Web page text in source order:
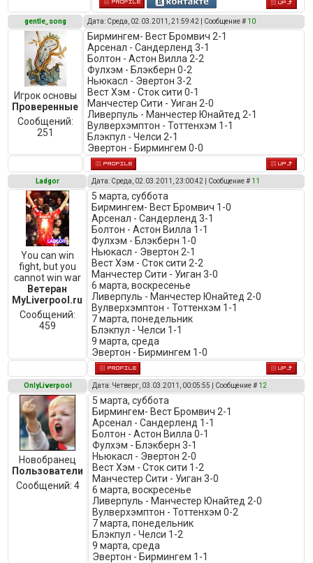
gentle_song Дата: Среда, 02.03.2011, 21:59:42 | Сообщение # 10
Игрок основы
Проверенные
Сообщений:
251
Бирмингем- Вест Бромвич 2-1
Арсенал - Сандерленд 3-1
Болтон - Астон Вилла 2-2
Фулхэм - Блэкберн 0-2
Ньюкасл - Эвертон 3-2
Вест Хэм - Сток сити 0-1
Манчестер Сити - Уиган 2-0
Ливерпуль - Манчестер Юнайтед 2-1
Вулверхэмптон - Тоттенхэм 1-1
Блэкпул - Челси 2-1
Эвертон - Бирмингем 0-0
Ladgor Дата: Среда, 02.03.2011, 23:00:42 | Сообщение # 11
You can win
fight, but you
cannot win war
Ветеран
MyLiverpool.ru
Сообщений:
459
5 марта, суббота
Бирмингем- Вест Бромвич 1-0
Арсенал - Сандерленд 3-1
Болтон - Астон Вилла 1-1
Фулхэм - Блэкберн 1-0
Ньюкасл - Эвертон 2-1
Вест Хэм - Сток сити 2-2
Манчестер Сити - Уиган 3-0
6 марта, воскресенье
Ливерпуль - Манчестер Юнайтед 2-0
Вулверхэмптон - Тоттенхэм 1-1
7 марта, понедельник
Блэкпул - Челси 1-1
9 марта, среда
Эвертон - Бирмингем 1-0
OnlyLiverpool Дата: Четверг, 03.03.2011, 00:05:55 | Сообщение # 12
Новобранец
Пользователи
Сообщений: 4
5 марта, суббота
Бирмингем- Вест Бромвич 2-1
Арсенал - Сандерленд 1-1
Болтон - Астон Вилла 0-1
Фулхэм - Блэкберн 3-1
Ньюкасл - Эвертон 2-0
Вест Хэм - Сток сити 1-2
Манчестер Сити - Уиган 3-0
6 марта, воскресенье
Ливерпуль - Манчестер Юнайтед 2-0
Вулверхэмптон - Тоттенхэм 0-2
7 марта, понедельник
Блэкпул - Челси 1-2
9 марта, среда
Эвертон - Бирмингем 1-1